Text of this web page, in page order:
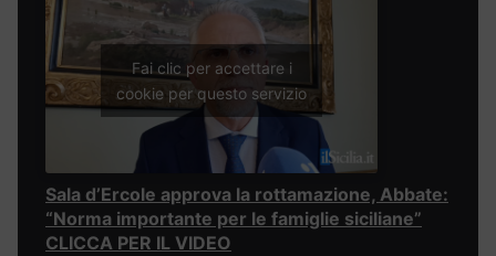
Fai clic per accettare i
cookie per questo servizio
Sala d’Ercole approva la rottamazione, Abbate:
“Norma importante per le famiglie siciliane”
CLICCA PER IL VIDEO